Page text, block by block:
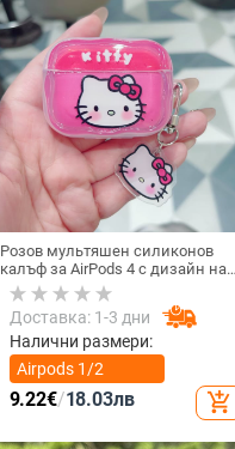
Розов мультяшен силиконов
калъф за AirPods 4 с дизайн на
котка
Доставка: 1-3 дни
Налични размери:
Airpods 1/2
поколение
9.22€/18.03лв add_shopping_cart